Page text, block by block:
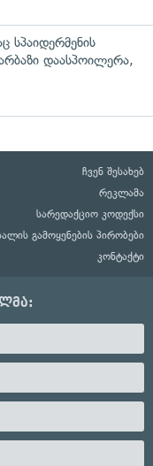
სპაიდერმენის
დაასპოილერა,
ჩვენ შესახებ
რეკლამა
სარედაქციო კოდექსი
გამოყენების პირობები
კონტაქტი